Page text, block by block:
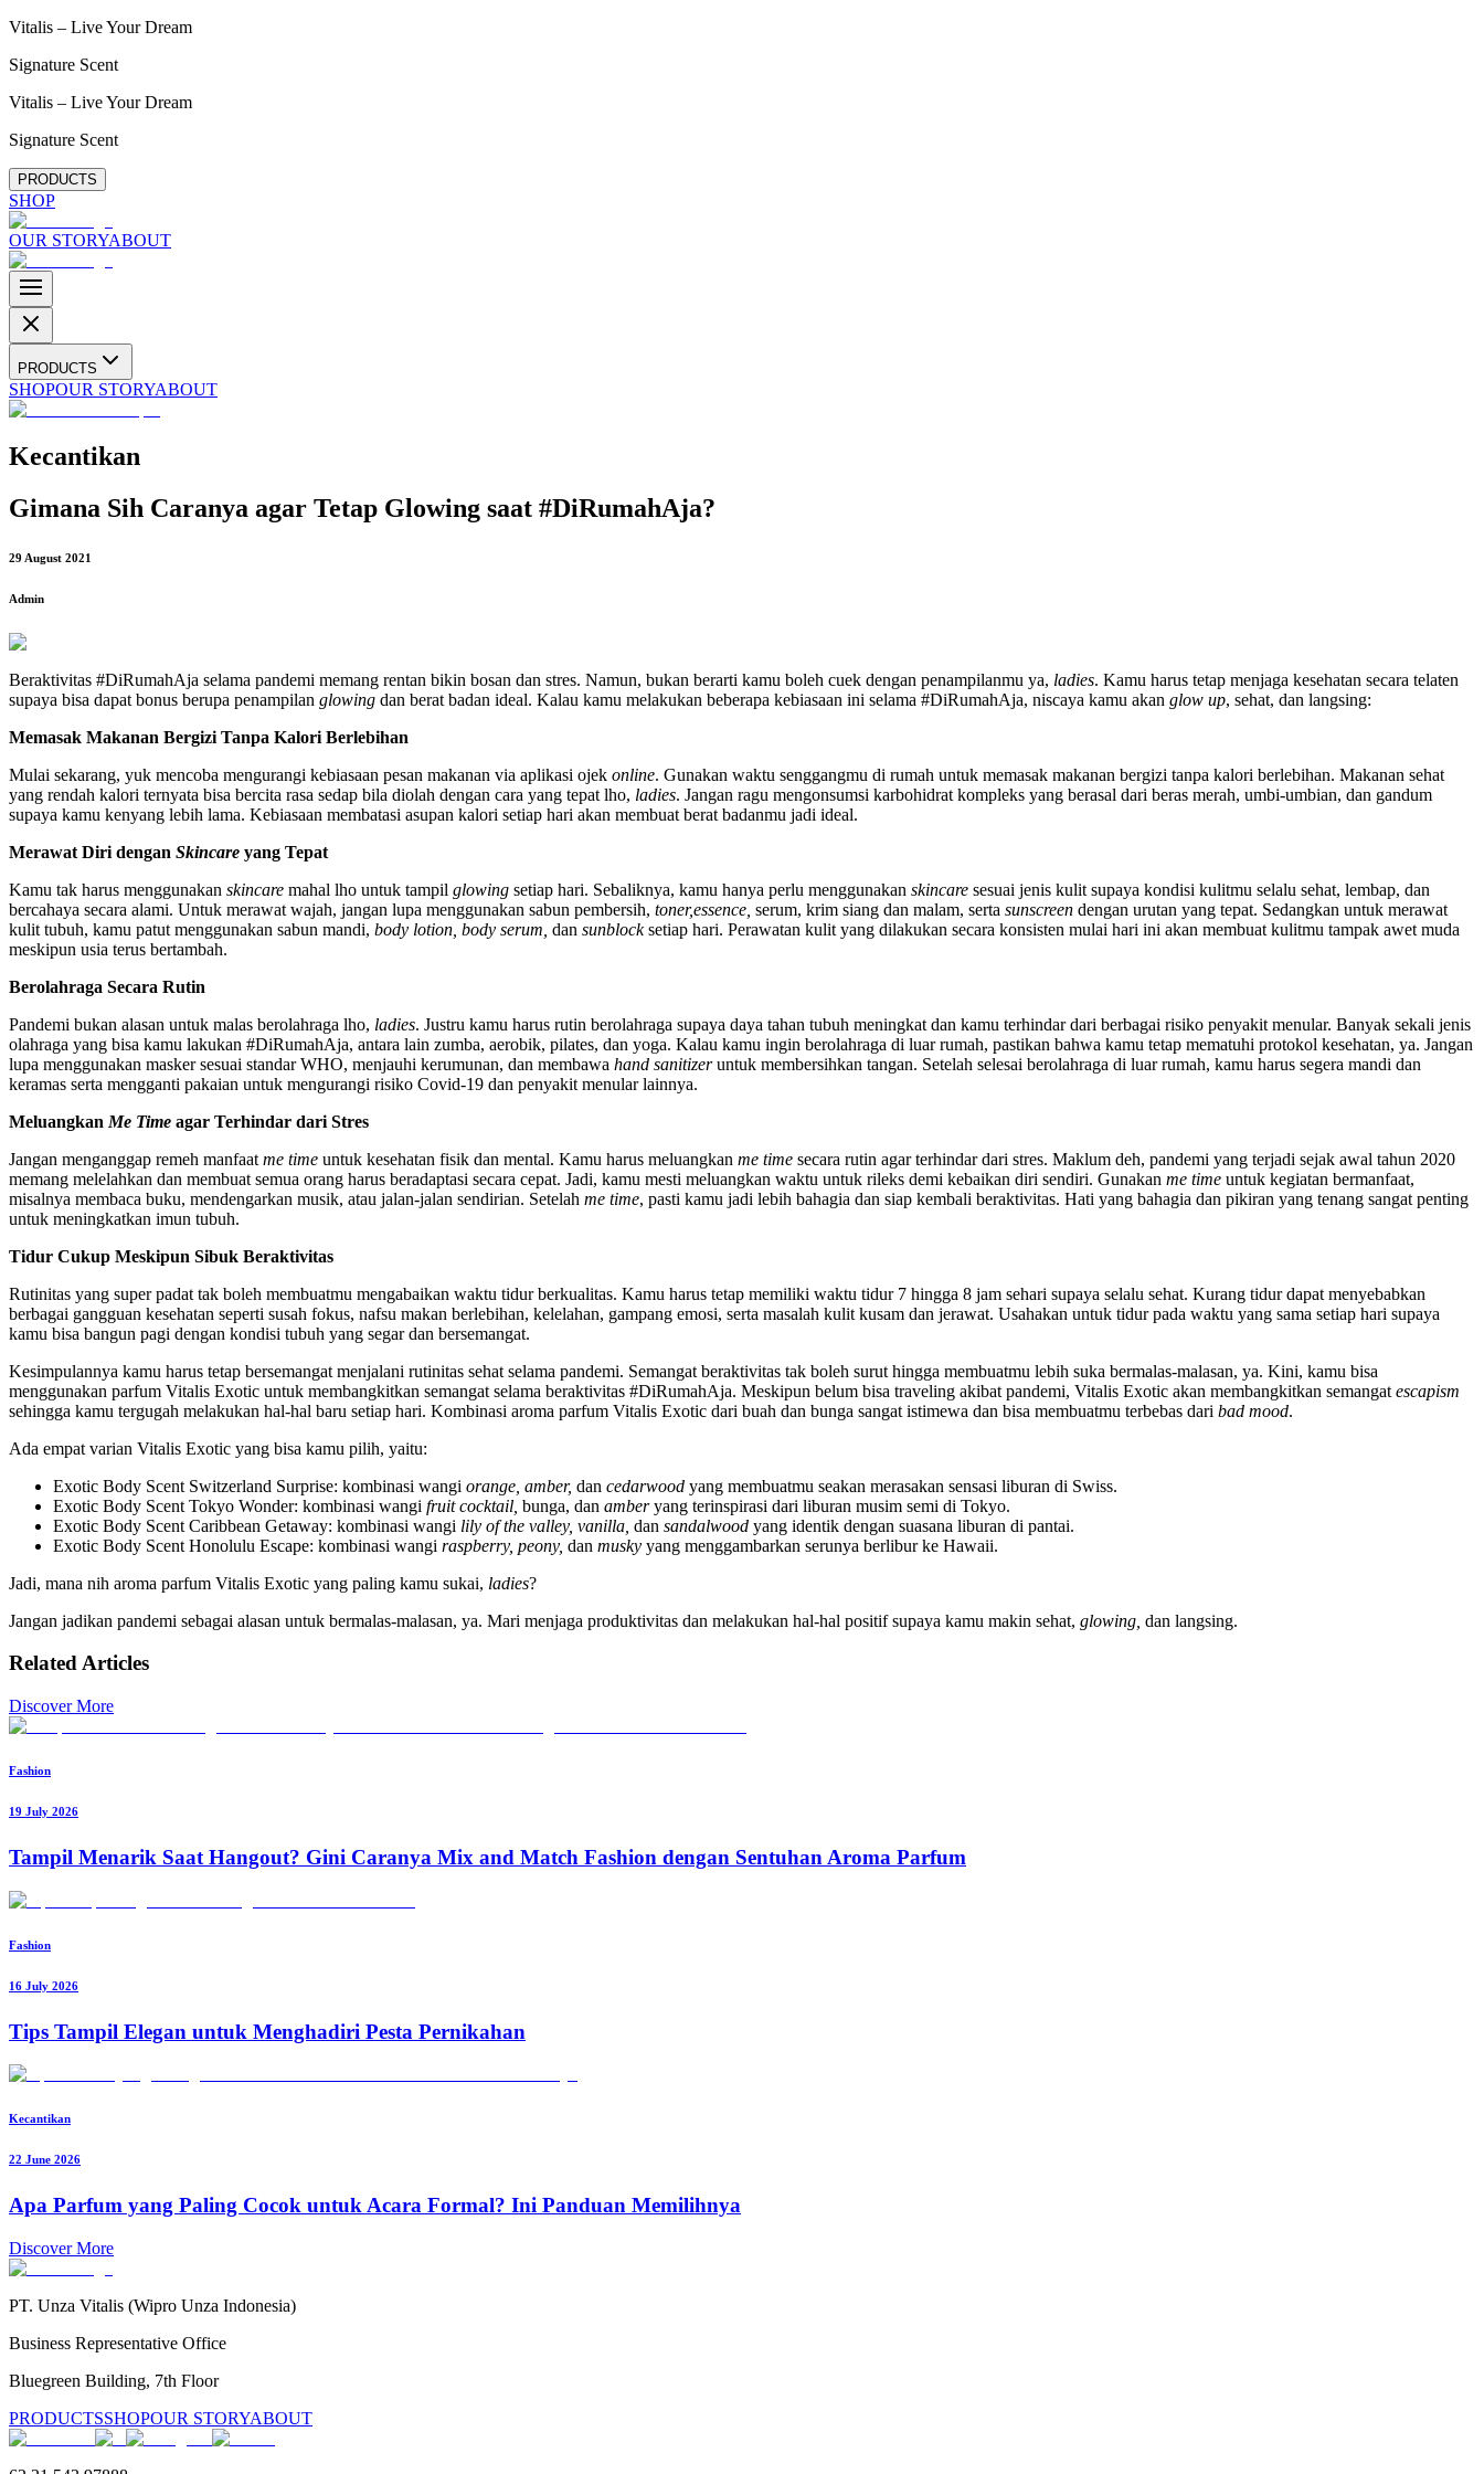
Vitalis – Live Your Dream
Signature Scent
Vitalis – Live Your Dream
Signature Scent
PRODUCTS
SHOP
OUR STORYABOUT
PRODUCTS
SHOPOUR STORYABOUT
Kecantikan
Gimana Sih Caranya agar Tetap Glowing saat #DiRumahAja?
29 August 2021
Admin
Beraktivitas #DiRumahAja selama pandemi memang rentan bikin bosan dan stres. Namun, bukan berarti kamu boleh cuek dengan penampilanmu ya, ladies. Kamu harus tetap menjaga kesehatan secara telaten
supaya bisa dapat bonus berupa penampilan glowing dan berat badan ideal. Kalau kamu melakukan beberapa kebiasaan ini selama #DiRumahAja, niscaya kamu akan glow up, sehat, dan langsing:
Memasak Makanan Bergizi Tanpa Kalori Berlebihan
Mulai sekarang, yuk mencoba mengurangi kebiasaan pesan makanan via aplikasi ojek online. Gunakan waktu senggangmu di rumah untuk memasak makanan bergizi tanpa kalori berlebihan. Makanan sehat
yang rendah kalori ternyata bisa bercita rasa sedap bila diolah dengan cara yang tepat lho, ladies. Jangan ragu mengonsumsi karbohidrat kompleks yang berasal dari beras merah, umbi-umbian, dan gandum
supaya kamu kenyang lebih lama. Kebiasaan membatasi asupan kalori setiap hari akan membuat berat badanmu jadi ideal.
Merawat Diri dengan Skincare yang Tepat
Kamu tak harus menggunakan skincare mahal lho untuk tampil glowing setiap hari. Sebaliknya, kamu hanya perlu menggunakan skincare sesuai jenis kulit supaya kondisi kulitmu selalu sehat, lembap, dan
bercahaya secara alami. Untuk merawat wajah, jangan lupa menggunakan sabun pembersih, toner,essence, serum, krim siang dan malam, serta sunscreen dengan urutan yang tepat. Sedangkan untuk merawat
kulit tubuh, kamu patut menggunakan sabun mandi, body lotion, body serum, dan sunblocksetiap hari. Perawatan kulit yang dilakukan secara konsisten mulai hari ini akan membuat kulitmu tampak awet muda
meskipun usia terus bertambah.
Berolahraga Secara Rutin
Pandemi bukan alasan untuk malas berolahraga lho, ladies. Justru kamu harus rutin berolahraga supaya daya tahan tubuh meningkat dan kamu terhindar dari berbagai risiko penyakit menular. Banyak sekali jenis
olahraga yang bisa kamu lakukan #DiRumahAja, antara lain zumba, aerobik, pilates, dan yoga. Kalau kamu ingin berolahraga di luar rumah, pastikan bahwa kamu tetap mematuhi protokol kesehatan, ya. Jangan
lupa menggunakan masker sesuai standar WHO, menjauhi kerumunan, dan membawa hand sanitizeruntuk membersihkan tangan. Setelah selesai berolahraga di luar rumah, kamu harus segera mandi dan
keramas serta mengganti pakaian untuk mengurangi risiko Covid-19 dan penyakit menular lainnya.
Meluangkan Me Time agar Terhindar dari Stres
Jangan menganggap remeh manfaat me time untuk kesehatan fisik dan mental. Kamu harus meluangkan me time secara rutin agar terhindar dari stres. Maklum deh, pandemi yang terjadi sejak awal tahun 2020
memang melelahkan dan membuat semua orang harus beradaptasi secara cepat. Jadi, kamu mesti meluangkan waktu untuk rileks demi kebaikan diri sendiri. Gunakan me time untuk kegiatan bermanfaat,
misalnya membaca buku, mendengarkan musik, atau jalan-jalan sendirian. Setelah me time, pasti kamu jadi lebih bahagia dan siap kembali beraktivitas. Hati yang bahagia dan pikiran yang tenang sangat penting
untuk meningkatkan imun tubuh.
Tidur Cukup Meskipun Sibuk Beraktivitas
Rutinitas yang super padat tak boleh membuatmu mengabaikan waktu tidur berkualitas. Kamu harus tetap memiliki waktu tidur 7 hingga 8 jam sehari supaya selalu sehat. Kurang tidur dapat menyebabkan
berbagai gangguan kesehatan seperti susah fokus, nafsu makan berlebihan, kelelahan, gampang emosi, serta masalah kulit kusam dan jerawat. Usahakan untuk tidur pada waktu yang sama setiap hari supaya
kamu bisa bangun pagi dengan kondisi tubuh yang segar dan bersemangat.
Kesimpulannya kamu harus tetap bersemangat menjalani rutinitas sehat selama pandemi. Semangat beraktivitas tak boleh surut hingga membuatmu lebih suka bermalas-malasan, ya. Kini, kamu bisa
menggunakan parfum Vitalis Exotic untuk membangkitkan semangat selama beraktivitas #DiRumahAja. Meskipun belum bisa traveling akibat pandemi, Vitalis Exotic akan membangkitkan semangat escapism
sehingga kamu tergugah melakukan hal-hal baru setiap hari. Kombinasi aroma parfum Vitalis Exotic dari buah dan bunga sangat istimewa dan bisa membuatmu terbebas dari bad mood.
Ada empat varian Vitalis Exotic yang bisa kamu pilih, yaitu:
Exotic Body Scent Switzerland Surprise: kombinasi wangi orange, amber, dan cedarwood yang membuatmu seakan merasakan sensasi liburan di Swiss.
Exotic Body Scent Tokyo Wonder: kombinasi wangi fruit cocktail, bunga, dan amberyang terinspirasi dari liburan musim semi di Tokyo.
Exotic Body Scent Caribbean Getaway: kombinasi wangi lily of the valley, vanilla, dan sandalwood yang identik dengan suasana liburan di pantai.
Exotic Body Scent Honolulu Escape: kombinasi wangi raspberry, peony, dan musky yang menggambarkan serunya berlibur ke Hawaii.
Jadi, mana nih aroma parfum Vitalis Exotic yang paling kamu sukai, ladies?
Jangan jadikan pandemi sebagai alasan untuk bermalas-malasan, ya. Mari menjaga produktivitas dan melakukan hal-hal positif supaya kamu makin sehat, glowing, dan langsing.
Related Articles
Discover More
Fashion
19 July 2026
Tampil Menarik Saat Hangout? Gini Caranya Mix and Match Fashion dengan Sentuhan Aroma Parfum
Fashion
16 July 2026
Tips Tampil Elegan untuk Menghadiri Pesta Pernikahan
Kecantikan
22 June 2026
Apa Parfum yang Paling Cocok untuk Acara Formal? Ini Panduan Memilihnya
Discover More
PT. Unza Vitalis (Wipro Unza Indonesia)
Business Representative Office
Bluegreen Building, 7th Floor
PRODUCTSSHOPOUR STORYABOUT